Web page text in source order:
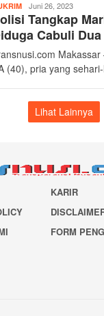
Transnusi
Admin
Juni 26, 2023
Tangkap
Cabuli
(40), pria yang
Lihat Lainnya
KARIR
FORM